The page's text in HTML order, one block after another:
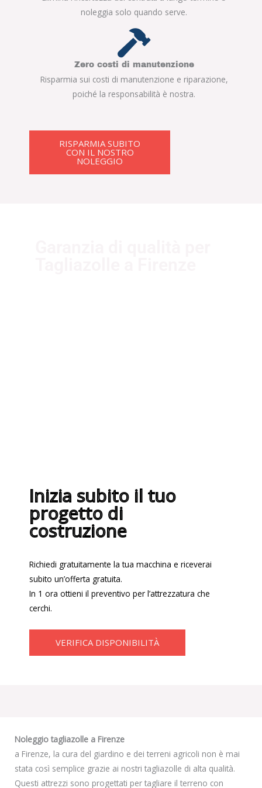
noleggia solo quando serve.
Zero costi di manutenzione
Risparmia sui costi di manutenzione e riparazione,
poiché la responsabilità è nostra.
RISPARMIA SUBITO
CON IL NOSTRO
NOLEGGIO
Inizia subito il tuo
progetto di
costruzione
Richiedi gratuitamente la tua macchina e riceverai
subito un’offerta gratuita.
In 1 ora ottieni il preventivo per l’attrezzatura che
cerchi.
VERIFICA DISPONIBILITÀ
Noleggio tagliazolle a Firenze
a Firenze, la cura del giardino e dei terreni agricoli non è mai
stata così semplice grazie ai nostri tagliazolle di alta qualità.
Questi attrezzi sono progettati per tagliare il terreno con